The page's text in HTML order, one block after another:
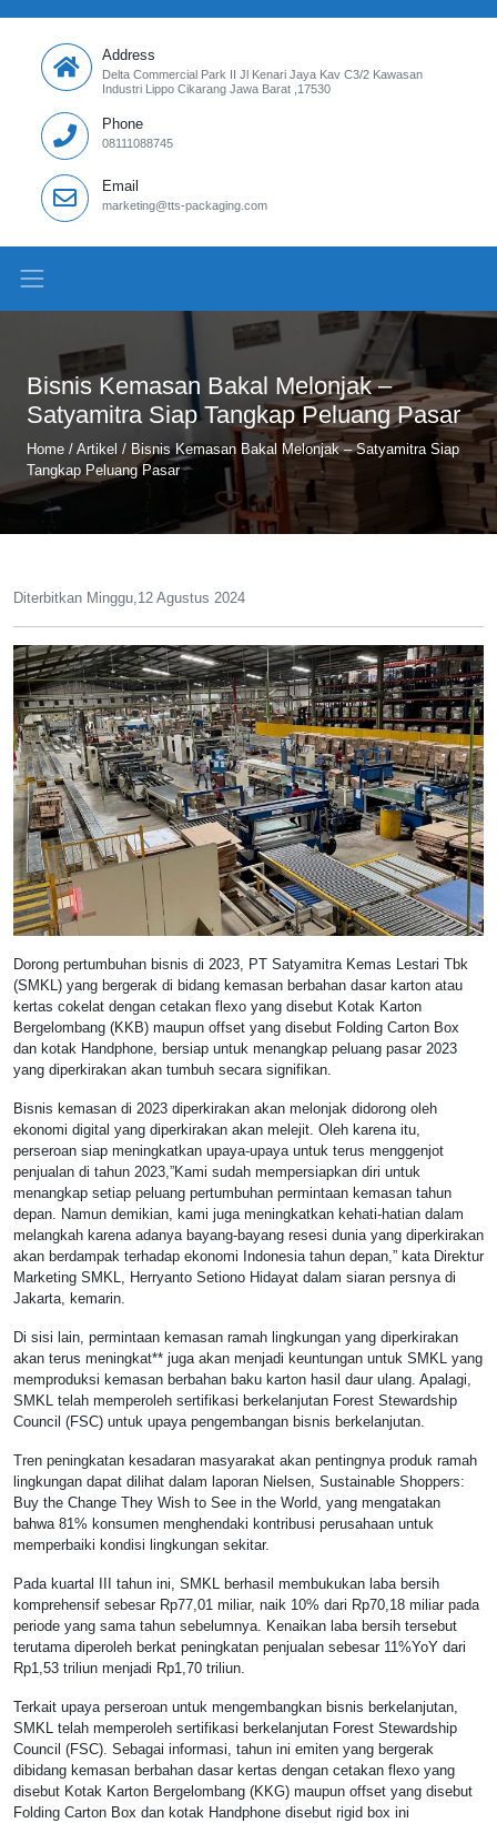
Address
Delta Commercial Park II Jl Kenari Jaya Kav C3/2 Kawasan
Industri Lippo Cikarang Jawa Barat ,17530
Phone
08111088745
Email
marketing@tts-packaging.com
Bisnis Kemasan Bakal Melonjak –
Satyamitra Siap Tangkap Peluang Pasar
Home / Artikel / Bisnis Kemasan Bakal Melonjak – Satyamitra Siap
Tangkap Peluang Pasar
Diterbitkan Minggu,12 Agustus 2024
Dorong pertumbuhan bisnis di 2023, PT Satyamitra Kemas Lestari Tbk
(SMKL) yang bergerak di bidang kemasan berbahan dasar karton atau
kertas cokelat dengan cetakan flexo yang disebut Kotak Karton
Bergelombang (KKB) maupun offset yang disebut Folding Carton Box
dan kotak Handphone, bersiap untuk menangkap peluang pasar 2023
yang diperkirakan akan tumbuh secara signifikan.
Bisnis kemasan di 2023 diperkirakan akan melonjak didorong oleh
ekonomi digital yang diperkirakan akan melejit. Oleh karena itu,
perseroan siap meningkatkan upaya-upaya untuk terus menggenjot
penjualan di tahun 2023,”Kami sudah mempersiapkan diri untuk
menangkap setiap peluang pertumbuhan permintaan kemasan tahun
depan. Namun demikian, kami juga meningkatkan kehati-hatian dalam
melangkah karena adanya bayang-bayang resesi dunia yang diperkirakan
akan berdampak terhadap ekonomi Indonesia tahun depan,” kata Direktur
Marketing SMKL, Herryanto Setiono Hidayat dalam siaran persnya di
Jakarta, kemarin.
Di sisi lain, permintaan kemasan ramah lingkungan yang diperkirakan
akan terus meningkat** juga akan menjadi keuntungan untuk SMKL yang
memproduksi kemasan berbahan baku karton hasil daur ulang. Apalagi,
SMKL telah memperoleh sertifikasi berkelanjutan Forest Stewardship
Council (FSC) untuk upaya pengembangan bisnis berkelanjutan.
Tren peningkatan kesadaran masyarakat akan pentingnya produk ramah
lingkungan dapat dilihat dalam laporan Nielsen, Sustainable Shoppers:
Buy the Change They Wish to See in the World, yang mengatakan
bahwa 81% konsumen menghendaki kontribusi perusahaan untuk
memperbaiki kondisi lingkungan sekitar.
Pada kuartal III tahun ini, SMKL berhasil membukukan laba bersih
komprehensif sebesar Rp77,01 miliar, naik 10% dari Rp70,18 miliar pada
periode yang sama tahun sebelumnya. Kenaikan laba bersih tersebut
terutama diperoleh berkat peningkatan penjualan sebesar 11%YoY dari
Rp1,53 triliun menjadi Rp1,70 triliun.
Terkait upaya perseroan untuk mengembangkan bisnis berkelanjutan,
SMKL telah memperoleh sertifikasi berkelanjutan Forest Stewardship
Council (FSC). Sebagai informasi, tahun ini emiten yang bergerak
dibidang kemasan berbahan dasar kertas dengan cetakan flexo yang
disebut Kotak Karton Bergelombang (KKG) maupun offset yang disebut
Folding Carton Box dan kotak Handphone disebut rigid box ini